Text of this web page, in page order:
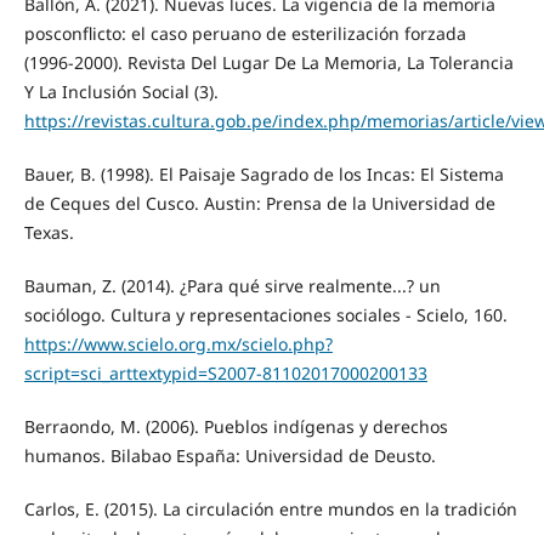
posconflicto: el caso peruano de esterilización forzada
(1996-2000). Revista Del Lugar De La Memoria, La Tolerancia
Y La Inclusión Social (3).
https://revistas.cultura.gob.pe/index.php/memorias/article/
Bauer, B. (1998). El Paisaje Sagrado de los Incas: El Sistema
de Ceques del Cusco. Austin: Prensa de la Universidad de
Texas.
Bauman, Z. (2014). ¿Para qué sirve realmente...? un
sociólogo. Cultura y representaciones sociales - Scielo, 160.
https://www.scielo.org.mx/scielo.php?
script=sci_arttextypid=S2007-81102017000200133
Berraondo, M. (2006). Pueblos indígenas y derechos
humanos. Bilabao España: Universidad de Deusto.
Carlos, E. (2015). La circulación entre mundos en la tradición